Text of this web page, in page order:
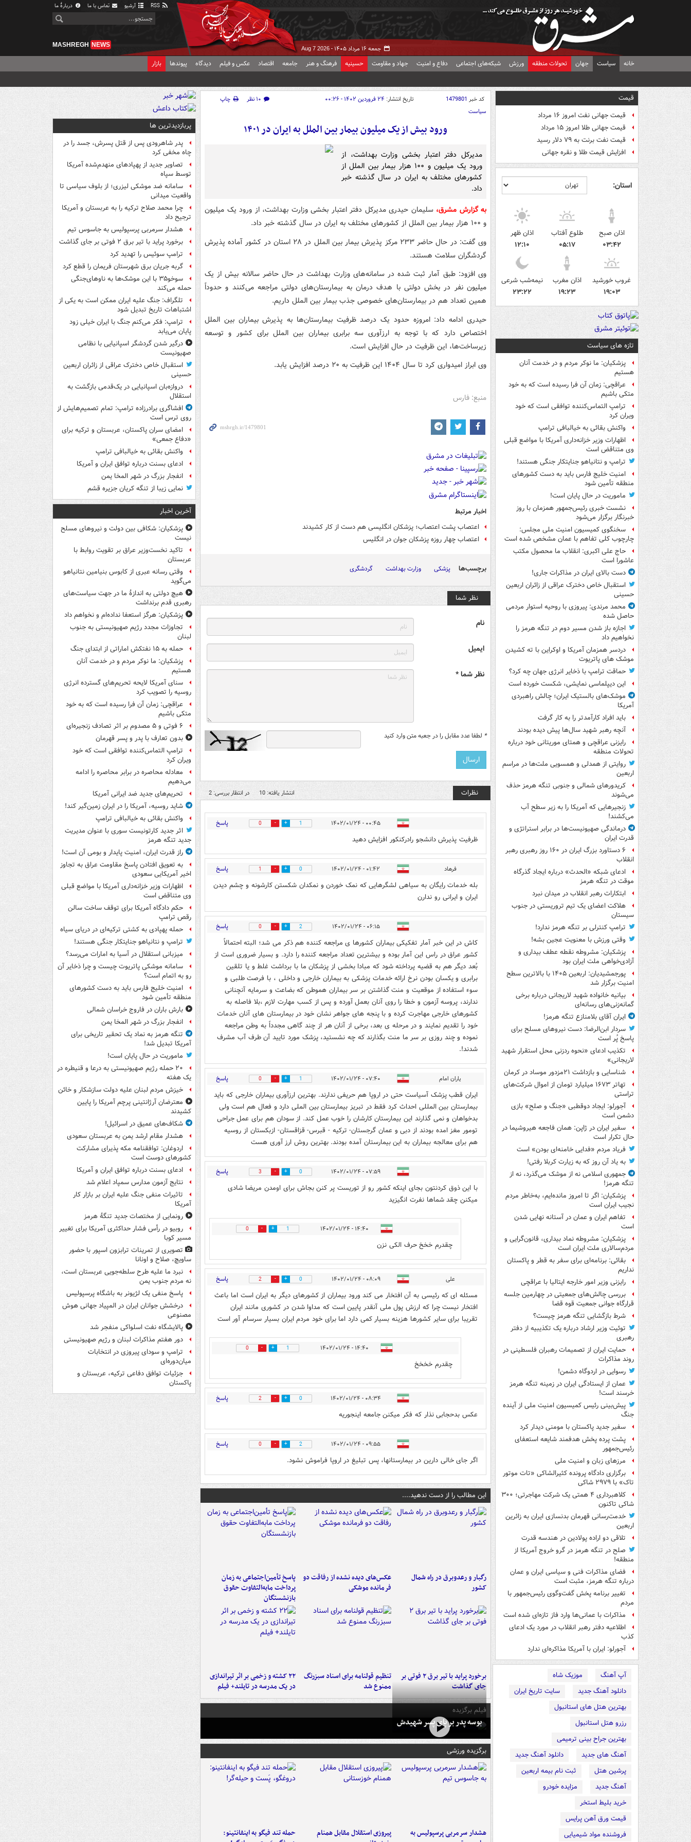
آرشیو تماس با ما دربارهٔ ما
جمعه ۱۶ مرداد ۱۴۰۵ - Aug 7 2026
MASHREGH NEWS
خانه سیاست جهان تحولات منطقه ورزش شبکه‌های اجتماعی دفاع و امنیت جهاد و مقاومت حسینیه فرهنگ و هنر جامعه اقتصاد عکس و فیلم دیدگاه پیوندها بازار
قیمت
قیمت جهانی نفت امروز ۱۶ مرداد
قیمت جهانی طلا امروز ۱۵ مرداد
قیمت نفت برنت به ۷۹ دلار رسید
افزایش قیمت طلا و نقره جهانی
استان:
اذان صبح
۰۳:۴۲
طلوع آفتاب
۰۵:۱۷
اذان ظهر
۱۲:۱۰
غروب خورشید
۱۹:۰۳
اذان مغرب
۱۹:۲۳
نیمه‌شب شرعی
۲۳:۲۲
تازه های سیاست
پزشکیان: ما نوکر مردم و در خدمت آنان
هستیم
عراقچی: زمان آن فرا رسیده است که به خود
متکی باشیم
ترامپ التماس‌کننده توافقی است که خود
ویران کرد
واکنش بقائی به خیالبافی ترامپ
اظهارات وزیر خزانه‌داری آمریکا با مواضع قبلی
وی متناقض است
ترامپ و نتانیاهو جنایتکار جنگی هستند!
امنیت خلیج فارس باید به دست کشورهای
منطقه تأمین شود
ماموریت در حال پایان است!
نشست خبری رئیس‌جمهور همزمان با روز
خبرنگار برگزار می‌شود
سخنگوی کمیسیون امنیت ملی مجلس:
چارچوب کلی تفاهم با عمان مشخص شده است
حاج علی اکبری: انقلاب ما محصول مکتب
عاشورا است
دست بالای ایران در مذاکرات جاری!
استقبال خاص دخترک عراقی از زائران اربعین
حسینی
محمد مرندی: پیروزی با روحیه استوار مردمی
حاصل شده
اجازه باز شدن مسیر دوم در تنگه هرمز را
نخواهیم داد
دردسر همزمان آمریکا و اوکراین با ته کشیدن
موشک های پاتریوت
حماقت ترامپ با ذخایر انرژی جهان چه کرد؟
این دیپلماسی نمایشی، شکست خورده است
موشک‌های بالستیک ایران؛ چالش راهبردی
آمریکا
باید افراد کارآمدتر را به کار گرفت
آنچه رهبر شهید سال‌ها پیش دیده بودند
رایزنی عراقچی و همتای موریتانی خود درباره
تحولات منطقه
روایتی از همدلی و همسویی ملت‌ها در مراسم
اربعین
کریدورهای شمالی و جنوبی تنگه هرمز حذف
می‌شوند
زنجیرهایی که آمریکا را به زیر سطح آب
می‌کشند!
درماندگی صهیونیست‌ها در برابر استراتژی و
قدرت ایران
۶ دستاورد بزرگ ایران در ۱۶۰ روز رهبری رهبر
انقلاب
ادعای شبکه «الحدث» درباره ایجاد گذرگاه
موقت در تنگه هرمز
ابتکارات رهبر انقلاب در میدان نبرد
هلاکت اعضای یک تیم تروریستی در جنوب
سیستان
ترامپ کنترلی بر تنگه هرمز ندارد!
وقتی ورزش با معنویت عجین بشه!
پزشکیان: مشروطه نقطه عطف بیداری و
آزادی‌خواهی ملت ایران بود
پورجمشیدیان: اربعین ۱۴۰۵ با بالاترین سطح
امنیت برگزار شد
بیانیه خانواده شهید لاریجانی درباره برخی
گمانه‌زنی‌های رسانه‌ای
ایران آقای بلامنازع تنگه هرمز!
سردار ابن‌الرضا: دست نیروهای مسلح برای
پاسخ پُر است
تکذیب ادعای «نحوه ردزنی محل استقرار شهید
لاریجانی»
شناسایی و بازداشت ۲۱مزدور موساد در کرمان
تهاتر ۱۶۷۳ میلیارد تومان از اموال شرکت‌های
تراستی
آجورلو: ایجاد دوقطبی «جنگ و صلح‌» بازی
دشمن است
سفیر ایران در ژاپن: همان فاجعه هیروشیما در
حال تکرار است
فریاد مردم «فدایی خامنه‌ای بودن» است
به یاد آن روز که به زیارت کربلا رفتی!
جمهوری اسلامی نه از موشک می‌گذرد، نه از
تنگه هرمز!
پزشکیان: اگر تا امروز مانده‌ایم، به‌خاطر مردم
نجیب ایران است
تفاهم ایران و عمان در آستانه نهایی شدن
است
پزشکیان: مشروطه نماد بیداری، قانون‌گرایی و
مردم‌سالاری ملت ایران است
بقائی: برنامه‌ای برای سفر به قطر و پاکستان
نداریم
رایزنی وزیر امور خارجه ایتالیا با عراقچی
بررسی چالش‌های جمعیتی در چهارمین جلسه
قرارگاه جوانی جمعیت قوه قضا
شرط بازگشایی تنگه هرمز چیست؟
توئیت وزیر ارشاد درباره یک تکذیبیه از دفتر
رهبری
حمایت ایران از تصمیمات رهبران فلسطینی در
روند مذاکرات
رسوایی در اردوگاه دشمن!
عمان از ایستادگی ایران در زمینه تنگه هرمز
خرسند است!
پیش‌بینی رئیس کمیسیون امنیت ملی از آینده
جنگ
سفیر جدید پاکستان با مومنی دیدار کرد
پشت پرده پخش هدفمند شایعه استعفای
رئیس‌جمهور
مرزهای زبان و امنیت ملی
برگزاری دادگاه پرونده کثیرالشاکی «تات موتور
تاک» با ۲۹۷۹ شاکی
کلاهبرداری ۴ همتی یک شرکت مهاجرتی؛ ۳۰۰
شاکی تاکنون
خدمت‌رسانی قهرمان بدنسازی ایران به زائرین
اربعین
تلاقی دو اراده پولادین در هندسه قدرت
صلح در تنگه هرمز در گرو خروج آمریکا از
منطقه!
فضای مذاکرات فنی و سیاسی ایران و عمان
درباره تنگه هرمز، مثبت است
تغییر برنامه پخش گفت‌وگوی رئیس‌جمهور با
مردم
مذاکرات با عمانی‌ها وارد فاز تازه‌ای شده است
اطلاعیه دفتر رهبر انقلاب در مورد یک ادعای
کذب
آجورلو: ایران با آمریکا مذاکره‌ای ندارد
آپ آهنگ
موزیک شاه
دانلود آهنگ جدید
سایت تاریخ ایران
بهترین هتل های استانبول
رزرو هتل استانبول
بهترین جراح بینی ترمیمی
آهنگ های جدید
دانلود آهنگ جدید
پرشین هتل
ثبت نام بیمه اربعین
آهنگ جدید
مزایده خودرو
خرید بلیط استخر
قیمت ورق آهن پرایس
فروشنده مواد شیمیایی
کد خبر 1479801 تاریخ انتشار: ۲۴ فروردین ۱۴۰۲ - ۰۰:۲۶ ۱۰ نظر
چاپ
سیاست
ورود بیش از یک میلیون بیمار بین الملل به ایران در ۱۴۰۱
مدیرکل دفتر اعتبار بخشی وزارت بهداشت، از
ورود یک میلیون و ۱۰۰ هزار بیمار بین الملل از
کشورهای مختلف به ایران در سال گذشته خبر
داد.
به گزارش مشرق،سلیمان حیدری مدیرکل دفتر اعتبار بخشی وزارت بهداشت، از ورود یک میلیون
و ۱۰۰ هزار بیمار بین الملل از کشورهای مختلف به ایران در سال گذشته خبر داد.
وی گفت: در حال حاضر ۲۳۳ مرکز پذیرش بیمار بین الملل در ۲۸ استان در کشور آماده پذیرش
گردشگران سلامت هستند.
وی افزود: طبق آمار ثبت شده در سامانه‌های وزارت بهداشت در حال حاضر سالانه بیش از یک
میلیون نفر در بخش دولتی با هدف درمان به بیمارستان‌های دولتی مراجعه می‌کنند و حدوداً
همین تعداد هم در بیمارستان‌های خصوصی جذب بیمار بین الملل داریم.
حیدری ادامه داد: امروزه حدود یک درصد ظرفیت بیمارستان‌ها به پذیرش بیماران بین الملل
اختصاص دارد که با توجه به ارزآوری سه برابری بیماران بین الملل برای کشور و توسعه
زیرساخت‌ها، این ظرفیت در حال افزایش است.
وی ابراز امیدواری کرد تا سال ۱۴۰۴ این ظرفیت به ۲۰ درصد افزایش یابد.
منبع: فارس
اخبار مرتبط
اعتصاب پشت اعتصاب؛ پزشکان انگلیسی هم دست از کار کشیدند
اعتصاب چهار روزه پزشکان جوان در انگلیس
برچسب‌ها پزشکی وزارت بهداشت گردشگری
نظر شما
نام
ایمیل
نظر شما *
* لطفا عدد مقابل را در جعبه متن وارد کنید
نظرات انتشار یافته: 10 در انتظار بررسی: 2
۰۰:۴۵ - ۱۴۰۲/۰۱/۲۴ 1
0 پاسخ
ظرفیت پذیرش دانشجو رادرکنکور افزایش دهید
فرهاد ۰۱:۴۲ - ۱۴۰۲/۰۱/۲۴ 0
1 پاسخ
بله خدمات رایگان به سیاهی لشگرهایی که نمک خوردن و نمکدان شکستن کارشونه و چشم دیدن
ایران و ایرانی رو ندارن
۰۶:۱۵ - ۱۴۰۲/۰۱/۲۴ 2
0 پاسخ
کاش در این خبر آمار تفکیکی بیماران کشورها ی مراجعه کننده هم ذکر می شد؛ البته احتمالاً
کشور عراق در راس این آمار بوده و بیشترین تعداد مراجعه کننده را دارد. و بسیار ضروری است از
بُعد دیگر هم به قضیه پرداخته شود که مبادا بخشی از پزشکان ما با برداشت غلط و یا تلقین
برابری و یکسان بودن نرخ ارائه خدمات پزشکی به بیماران خارجی و داخلی ، با فرصت طلبی و
سوء استفاده از موقعیت و منت گذاشتن بر سر بیماران هموطن که بضاعت و سرمایه آنچنانی
ندارند، پروسه آزمون و خطا را روی آنان بعمل آورده و پس از کسب مهارت لازم ،بلا فاصله به
کشورهای خارجی مهاجرت کرده و با پنجه های جواهر نشان خود در بیمارستان های آنان خدمات
خود را تقدیم نمایند و در مرحله ی بعد، برخی از آنان هر از چند گاهی مجدداً به وطن مراجعه
نموده و چند روزی بر سر ما منت بگذارند که چه نشستید، پزشک مورد تایید آن طرف آب مشرف
شدند!.
یاران امام ۰۷:۴۰ - ۱۴۰۲/۰۱/۲۴ 1
0 پاسخ
ایران قطب پزشک آسیاست حتی در اروپا هم حریفی ندارند. بهترین ارزآوری بیماران خارجی که باید
بیمارستان بین المللی احداث کرد فقط در تبریز بیمارستان بین الملی دارد و فعال هم است ولی
بدخواهان و نمی گذارند این بیمارستان کارشان را خوب عمل کند. از سودان هم برای عمل جراحی
تومور مغز امده بودند از دبی و عمان گرجستان- ترکیه - قبرس- قزاقستان- ازبکستان از روسیه
هم برای معالجه بیماران به این بیمارستان آمده بودند. بهترین روش ارز آوری هست
۰۷:۵۹ - ۱۴۰۲/۰۱/۲۴ 0
3 پاسخ
با این ذوق کردنتون بجای اینکه کشور رو از توریست پر کنن بجاش برای اومدن مریضا شادی
میکنن چقد شماها نفرت انگیزید
۱۴:۴۰ - ۱۴۰۲/۰۱/۲۴ 1
0
چقدرم خخخ حرف الکی نزن
علی ۰۸:۰۹ - ۱۴۰۲/۰۱/۲۴ 0
2 پاسخ
مسئله ای که رئیسی به آن افتخار می کند ورود بیماران از کشورهای دیگر به ایران است اما باعث
افتخار نیست چرا که ارزش پول ملی آنقدر پایین است که مداوا شدن در کشوری مانند ایران
تقریبا برای سایر کشورها هزینه بسیار کمی دارد اما برای خود مردم ایران بسیار سرسام آور است
۱۴:۴۰ - ۱۴۰۲/۰۱/۲۴ 1
0
چقدرم خخخخ
۰۸:۳۴ - ۱۴۰۲/۰۱/۲۴ 0
2 پاسخ
عکس بدحجابی نذار که فکر میکنن جامعه اینجوریه
۰۹:۵۵ - ۱۴۰۲/۰۱/۲۴ 2
0 پاسخ
اگر جای خالی دارین در بیمارستانها، پس تبلیغ در اروپا فراموش نشود.
این مطالب را از دست ندهید....
رگبار و رعدوبرق در راه شمال
کشور
عکس‌های دیده نشده از رفاقت دو
فرمانده‌ موشکی
پاسخ تأمین‌اجتماعی به زمان
پرداخت مابه‌التفاوت حقوق
بازنشستگان
برخورد پراید با تیر برق ۲ فوتی بر
جای گذاشت
تنظیم قولنامه برای اسناد سبزرنگ
ممنوع شد
۲۲ کشته و زخمی بر اثر تیراندازی
در یک مدرسه در تایلند+ فیلم
فیلم برگزیده
بوسه‌ پدر بر پای پسر شهیدش
برگزیده ورزشی
هشدار سرمربی پرسپولیس به
پیروزی استقلال مقابل همنام
حمله تند فیگو به اینفانتینو:
پربازدیدترین ها
پدر شاهرودی پس از قتل پسرش، جسد را در
چاه مخفی کرد
تصاویر جدید از پهپادهای منهدم‌شده آمریکا
توسط سپاه
سامانه ضد موشکی لیزری؛ از بلوف سیاسی تا
واقعیت میدانی
چرا محمد صلاح ترکیه را به عربستان و آمریکا
ترجیح داد
هشدار سرمربی پرسپولیس به جاسوس تیم
برخورد پراید با تیر برق ۲ فوتی بر جای گذاشت
ترامپ سوئیس را تهدید کرد
گربه جریان برق شهرستان فریمان را قطع کرد
سوخو۳۵ با این موشک‌ها به ناوهای‌جنگی
حمله می‌کند
تلگراف: جنگ علیه ایران ممکن است به یکی از
اشتباهات تاریخ تبدیل شود
ترامپ: فکر می‌کنم جنگ با ایران خیلی زود
پایان می‌یابد
درگیر شدن گردشگر اسپانیایی با نظامی
صهیونیست
استقبال خاص دخترک عراقی از زائران اربعین
حسینی
دروازه‌بان اسپانیایی در یک‌قدمی بازگشت به
استقلال
افشاگری برادرزاده ترامپ: تمام تصمیم‌هایش از
روی ترس است
امضای سران پاکستان، عربستان و ترکیه برای
«دفاع جمعی»
واکنش بقائی به خیالبافی ترامپ
ادعای بسنت درباره توافق ایران و آمریکا
انفجار بزرگ در شهر المخا یمن
نمایی زیبا از تنگه کریان جزیره قشم
آخرین اخبار
پزشکیان: شکافی بین دولت و نیروهای مسلح
نیست
تاکید نخست‌وزیر عراق بر تقویت روابط با
عربستان
وقتی رسانه عبری از کابوس بنیامین نتانیاهو
می‌گوید
هیچ دولتی به اندازۀ ما در جهت سیاست‌های
رهبری قدم برنداشت
پزشکیان: هرگز استعفا نداده‌ام و نخواهم داد
تجاوزات مجدد رژیم صهیونیستی به جنوب
لبنان
حمله به ۱۵ نفتکش‌ اماراتی از ابتدای جنگ
پزشکیان: ما نوکر مردم و در خدمت آنان
هستیم
سنای آمریکا لایحه تحریم‌های گسترده انرژی
روسیه را تصویب کرد
عراقچی: زمان آن فرا رسیده است که به خود
متکی باشیم
۶ فوتی و ۵ مصدوم بر اثر تصادف زنجیره‌ای
بدون تعارف با پدر و پسر قهرمان
ترامپ التماس‌کننده توافقی است که خود
ویران کرد
معادله محاصره در برابر محاصره را ادامه
می‌دهیم
تحریم‌های جدید ضد ایرانی آمریکا
شاید روسیه، آمریکا را در ایران زمین‌گیر کند!
واکنش بقائی به خیالبافی ترامپ
اثر جدید کارتونیست سوری با عنوان مدیریت
جدید تنگه هرمز
راز قدرت ایران، امنیت پایدار و بومی آن است!
به تعویق افتادن پاسخ مقاومت عراق به تجاوز
اخیر آمریکایی سعودی
اظهارات وزیر خزانه‌داری آمریکا با مواضع قبلی
وی متناقض است
حکم دادگاه آمریکا برای توقف ساخت سالن
رقص ترامپ
حمله پهپادی به کشتی ترکیه‌ای در دریای سیاه
ترامپ و نتانیاهو جنایتکار جنگی هستند!
میزبانی استقلال در آسیا به امارات می‌رسد؟
سامانه موشکی پاتریوت چیست و چرا ذخایر آن
رو به اتمام است؟
امنیت خلیج فارس باید به دست کشورهای
منطقه تأمین شود
بارش باران در فاروج خراسان شمالی
انفجار بزرگ در شهر المخا یمن
تنگه هرمز به نماد یک تحقیر تاریخی برای
آمریکا تبدیل شد!
ماموریت در حال پایان است!
۲۰ حمله رژیم صهیونیستی به درعا و قنیطره در
یک هفته
خیزش مردم لبنان علیه دولت سازشکار و خائن
معترضان آرژانتینی پرچم آمریکا را پایین
کشیدند
شکاف‌های عمیق در اسرائیل!
هشدار مقام ارشد یمن به عربستان سعودی
اردوغان: توافقنامه مکه پذیرای مشارکت
کشورهای دوست است
ادعای بسنت درباره توافق ایران و آمریکا
نتایج آزمون مدارس سمپاد اعلام شد
تاثیرات منفی جنگ علیه ایران بر بازار کار
آمریکا
رونمایی از مختصات جدید تنگۀ هرمز
روبیو در رأس فشار حداکثری آمریکا برای تغییر
مسیر کوبا
تصویری از تمرینات ترابزون اسپور با حضور
ساویچ، صلاح و اونانا
نبرد ما علیه طرح سلطه‌جویی عربستان است،
نه مردم جنوب یمن
پاسخ منفی یک لژیونر به باشگاه پرسپولیس
درخشش جوانان ایران در المپیاد جهانی هوش
مصنوعی
پالایشگاه نفت اسلواکی منفجر شد
دور هفتم مذاکرات لبنان و رژیم صهیونیستی
ترامپ و سودای پیروزی در انتخابات
میان‌دوره‌ای
جزئیات توافق دفاعی ترکیه، عربستان و
پاکستان